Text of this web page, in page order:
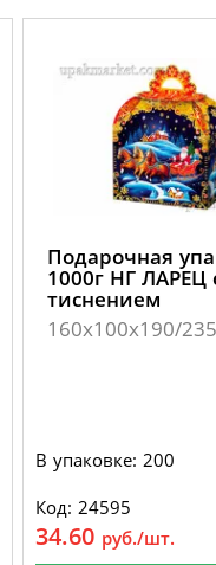
Подарочная
1000г НГ ЛАРЕЦ
тиснением
160х100х190/235
В упаковке: 200
Код: 24595
34.60 руб./шт.